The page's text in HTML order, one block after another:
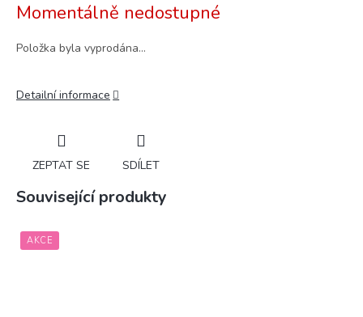
cena:
Momentálně nedostupné
Položka byla vyprodána…
Detailní informace
ZEPTAT SE SDÍLET
Související produkty
AKCE